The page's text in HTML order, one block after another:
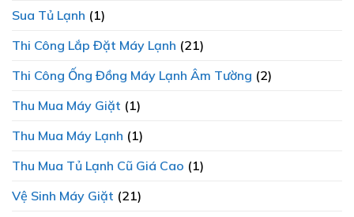
Sua Tủ Lạnh (1)
Thi Công Lắp Đặt Máy Lạnh (21)
Thi Công Ống Đồng Máy Lạnh Âm Tường (2)
Thu Mua Máy Giặt (1)
Thu Mua Máy Lạnh (1)
Thu Mua Tủ Lạnh Cũ Giá Cao (1)
Vệ Sinh Máy Giặt (21)